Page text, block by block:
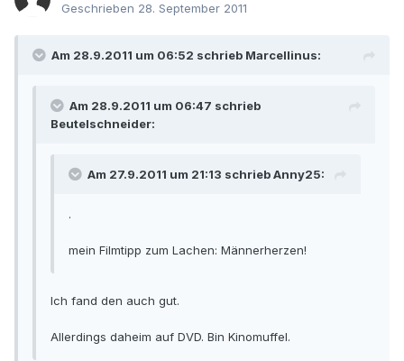
Geschrieben 28. September 2011
Am 28.9.2011 um 06:52 schrieb Marcellinus:
Am 28.9.2011 um 06:47 schrieb
Beutelschneider:
Am 27.9.2011 um 21:13 schrieb Anny25:
.
mein Filmtipp zum Lachen: Männerherzen!
Ich fand den auch gut.
Allerdings daheim auf DVD. Bin Kinomuffel.